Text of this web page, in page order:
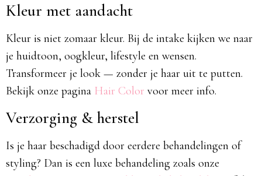
Kleur met aandacht
Kleur is niet zomaar kleur. Bij de intake kijken we naar
je huidtoon, oogkleur, lifestyle en wensen.
Transformeer je look — zonder je haar uit te putten.
Bekijk onze pagina Hair Color voor meer info.
Verzorging & herstel
Is je haar beschadigd door eerdere behandelingen of
styling? Dan is een luxe behandeling zoals onze